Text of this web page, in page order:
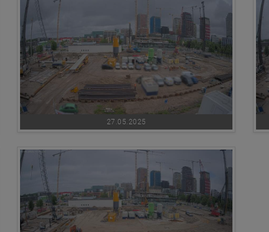
27.05.2025